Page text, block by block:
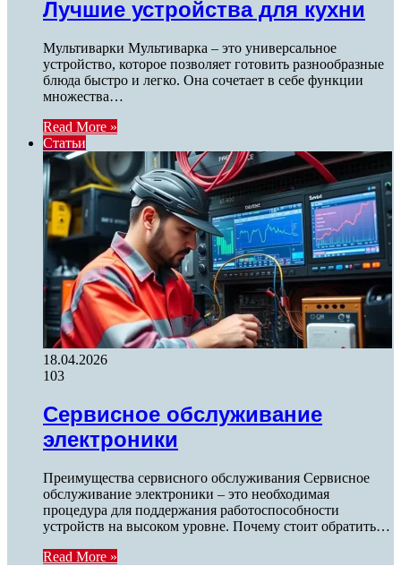
Лучшие устройства для кухни
Мультиварки Мультиварка – это универсальное
устройство, которое позволяет готовить разнообразные
блюда быстро и легко. Она сочетает в себе функции
множества…
Read More »
Статьи
18.04.2026
103
Сервисное обслуживание
электроники
Преимущества сервисного обслуживания Сервисное
обслуживание электроники – это необходимая
процедура для поддержания работоспособности
устройств на высоком уровне. Почему стоит обратить…
Read More »